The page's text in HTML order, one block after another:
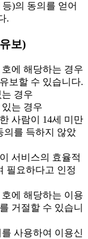
)의 동의를 얻어
.
보)
에 해당하는 경우
보할 수 있습니다.
경우
는 경우
사람이 14세 미만
의를 득하지 않았
서비스의 효율적
필요하다고 인정
에 해당하는 이용
거절할 수 있습니
사용하여 이용신